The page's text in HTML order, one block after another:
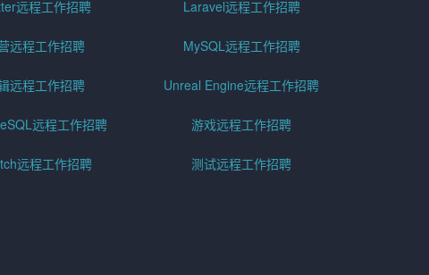
远程工作招聘 Laravel远程工作招聘
远程工作招聘 MySQL远程工作招聘
远程工作招聘 Unreal Engine远程工作招聘
远程工作招聘 游戏远程工作招聘
远程工作招聘 测试远程工作招聘